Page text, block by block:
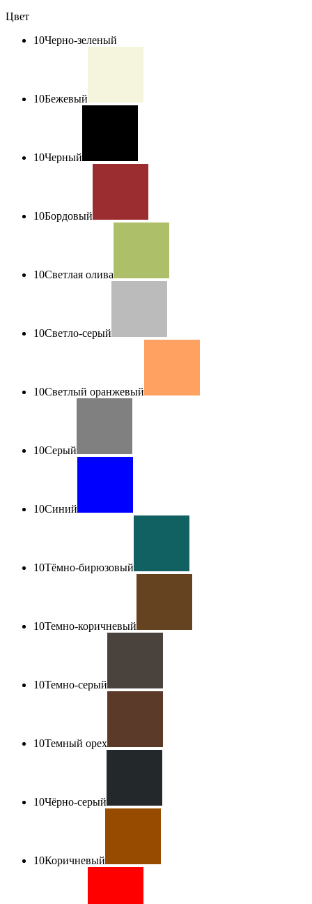
Цвет
10Черно-зеленый
10Бежевый
10Черный
10Бордовый
10Светлая олива
10Светло-серый
10Светлый оранжевый
10Серый
10Синий
10Тёмно-бирюзовый
10Темно-коричневый
10Темно-серый
10Темный орех
10Чёрно-серый
10Коричневый